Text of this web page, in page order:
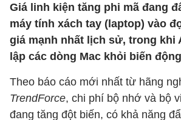
Giá linh kiện tăng phi mã đang
máy tính xách tay (laptop) vào
giá mạnh nhất lịch sử, trong khi
lập các dòng Mac khỏi biến
Theo báo cáo mới nhất từ hãng
TrendForce, chi phí bộ nhớ và bộ
đang tăng đột biến, có khả năng